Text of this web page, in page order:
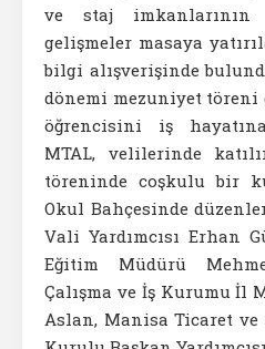
ve staj imkanlarının
gelişmeler masaya
bilgi alışverişinde
dönemi mezuniyet töreni
öğrencisini iş
MTAL, velilerinde
töreninde coşkulu bir
Okul Bahçesinde
Vali Yardımcısı Erhan
Eğitim Müdürü
Çalışma ve İş Kurumu İl
Aslan, Manisa Ticaret ve